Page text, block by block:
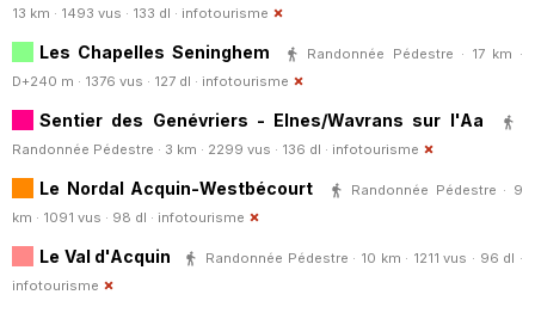
13 km · 1493 vus · 133 dl · infotourisme
Les Chapelles Seninghem
Randonnée Pédestre · 17 km ·
D+240 m · 1376 vus · 127 dl · infotourisme
Sentier des Genévriers - Elnes/Wavrans sur l'Aa
Randonnée Pédestre · 3 km · 2299 vus · 136 dl · infotourisme
Le Nordal Acquin-Westbécourt
Randonnée Pédestre · 9
km · 1091 vus · 98 dl · infotourisme
Le Val d'Acquin
Randonnée Pédestre · 10 km · 1211 vus · 96 dl ·
infotourisme